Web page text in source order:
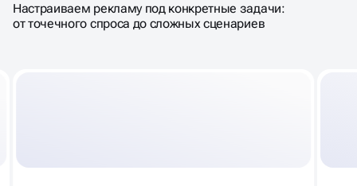
Настраиваем рекламу под конкретные задачи:
от точечного спроса до сложных сценариев